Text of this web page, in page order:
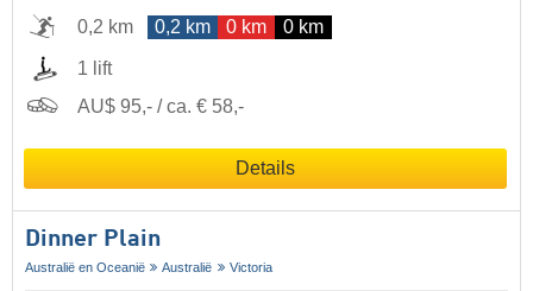
0,2 km
0,2 km 0 km 0 km
1 lift
AU$ 95,- / ca. € 58,-
Details
Dinner Plain
Australië en Oceanië Australië Victoria